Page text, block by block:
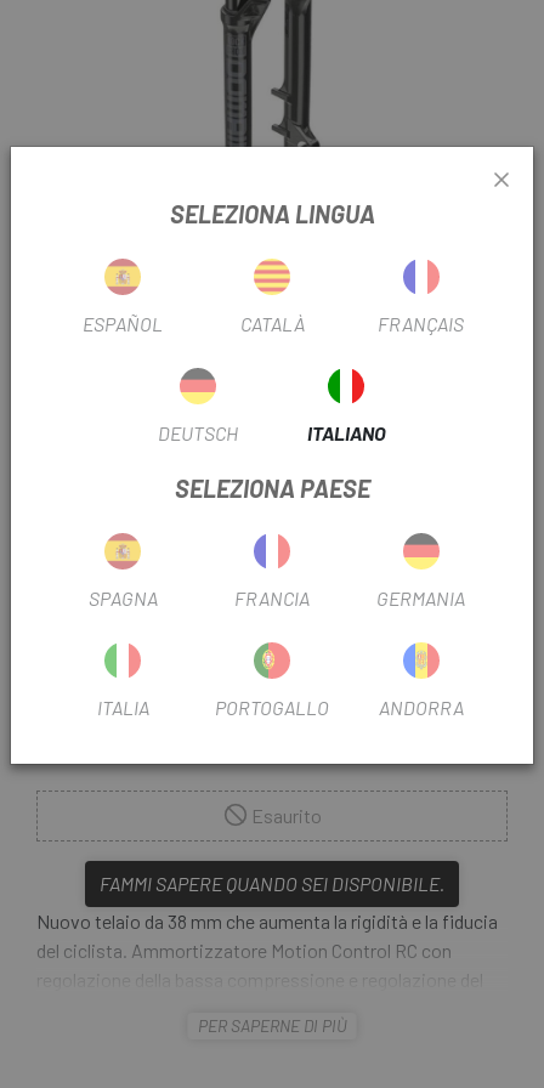
Clicca per espandere
HORQUILLA ROCK
SHOX DOMAIN RC
504,90 € 594,00 €
MISURARE:
27.5 BOOST 160 Tpr 44
29 BOOST 160 Tpr 44
COLORE: Multiplo
Esaurito
FAMMI SAPERE QUANDO SEI DISPONIBILE.
Nuovo telaio da 38 mm che aumenta la rigidità e la fiducia
del ciclista. Ammortizzatore Motion Control RC con
regolazione della bassa compressione e regolazione del
altamente regolabile DebonAir, che offre una sensazione
PER SAPERNE DI PIÙ
SELEZIONA LINGUA
ESPAÑOL CATALÀ FRANÇAIS
DEUTSCH ITALIANO
SELEZIONA PAESE
SPAGNA FRANCIA GERMANIA
ITALIA PORTOGALLO ANDORRA